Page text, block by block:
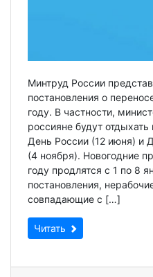
Минтруд России
постановления о
году. В частности,
россияне будут
День России (12 июня) и
(4 ноября). Новогодние
году продлятся с 1 по 8
постановления,
совпадающие с […]
Читать